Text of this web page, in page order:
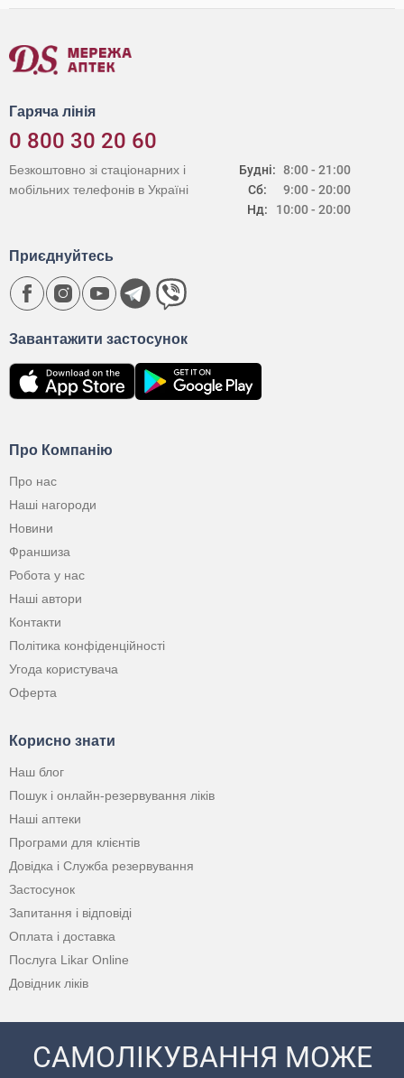
Гаряча лінія
0 800 30 20 60
Будні:
Сб:
Нд:
8:00 - 21:00
9:00 - 20:00
10:00 - 20:00
Безкоштовно зі стаціонарних і
мобільних телефонів в Україні
Про Компанію
Про нас
Наші нагороди
Новини
Франшиза
Робота у нас
Наші автори
Контакти
Політика конфіденційності
Угода користувача
Оферта
Корисно знати
Наш блог
Пошук і онлайн-резервування ліків
Наші аптеки
Програми для клієнтів
Довідка і Служба резервування
Застосунок
Запитання і відповіді
Оплата і доставка
Послуга Likar Online
Довідник ліків
Завантажити застосунок
Приєднуйтесь
САМОЛІКУВАННЯ МОЖЕ